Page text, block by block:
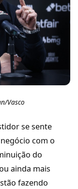
Vasco
se sente
com o
do
ainda mais
fazendo